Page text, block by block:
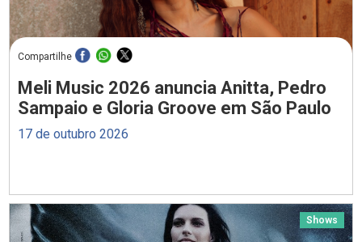
Compartilhe
Meli Music 2026 anuncia Anitta, Pedro
Sampaio e Gloria Groove em São Paulo
17 de outubro 2026
Shows